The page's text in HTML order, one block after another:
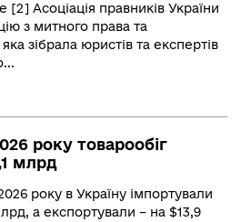
Асоціація правників України
з митного права та
зібрала юристів та експертів
року товарообіг
млрд
року в Україну імпортували
а експортували – на $13,9